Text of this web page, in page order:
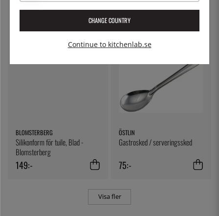
100% Chef
100% Chef
199:-
BLOMSTERBERG
Silikonform för tuile, Blad -
Blomsterberg
149:-
ÖSTLIN
Gastrosked / serveringssked
75:-
Visa fler
CHANGE COUNTRY
Continue to kitchenlab.se